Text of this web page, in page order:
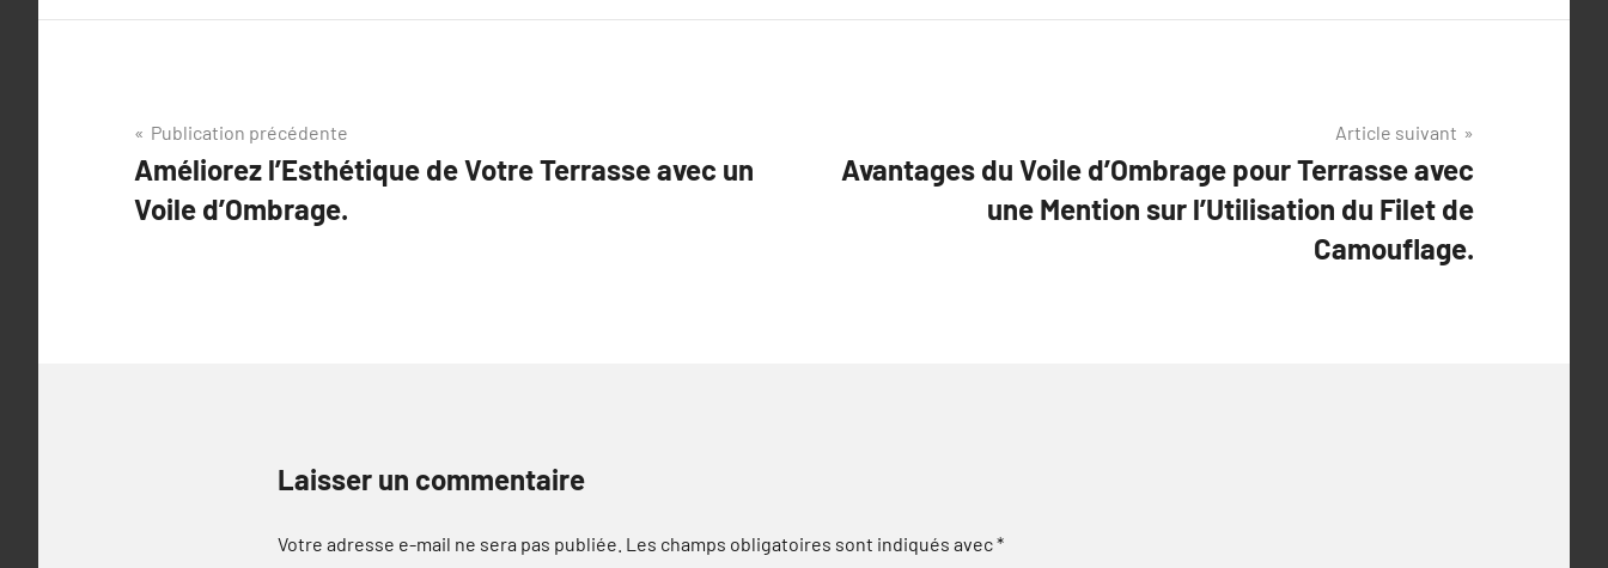
Navigation
de
l’article
Publication précédente
Améliorez l’Esthétique de Votre Terrasse avec un
Voile d’Ombrage.
Article suivant
Avantages du Voile d’Ombrage pour Terrasse avec
une Mention sur l’Utilisation du Filet de
Camouflage.
Laisser un commentaire
Votre adresse e-mail ne sera pas publiée. Les champs obligatoires sont indiqués avec*